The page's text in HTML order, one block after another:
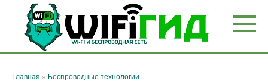
Перейти
контенту
Главная » Беспроводные технологии